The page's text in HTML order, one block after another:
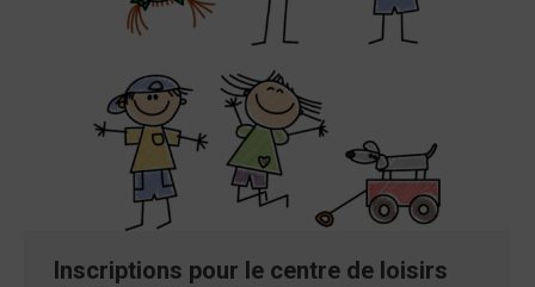
Inscriptions pour le centre de loisirs